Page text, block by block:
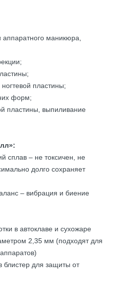
маникюра,
пластины;
форм;
пластины, выпиливание
сплав – не токсичен, не
долго сохраняет
– вибрация и биение
в автоклаве и сухожаре
2,35 мм (подходят для
блистер для защиты от